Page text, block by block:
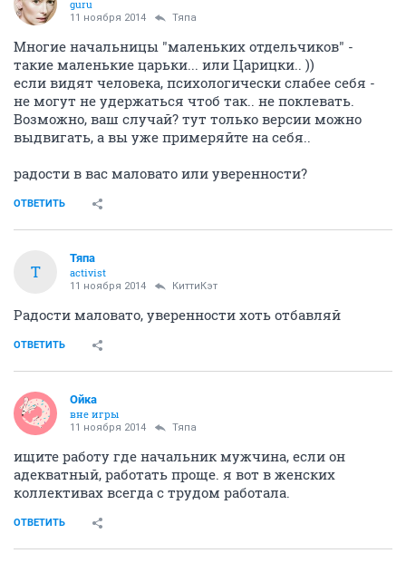
guru
11 ноября 2014 Тяпа
Многие начальницы "маленьких отдельчиков" -
такие маленькие царьки... или Царицки.. ))
если видят человека, психологически слабее себя -
не могут не удержаться чтоб так.. не поклевать.
Возможно, ваш случай? тут только версии можно
выдвигать, а вы уже примеряйте на себя..
радости в вас маловато или уверенности?
ОТВЕТИТЬ
Т
Тяпа
activist
11 ноября 2014 КиттиКэт
Радости маловато, уверенности хоть отбавляй
ОТВЕТИТЬ
Ойка
вне игры
11 ноября 2014 Тяпа
ищите работу где начальник мужчина, если он
адекватный, работать проще. я вот в женских
коллективах всегда с трудом работала.
ОТВЕТИТЬ